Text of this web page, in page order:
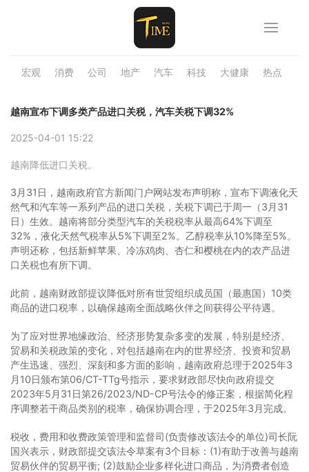
宏观 消费 公司 地产 汽车 科技 大健康 热点
越南宣布下调多类产品进口关税，汽车关税下调32%
2025-04-01 15:22
越南降低进口关税。
3月31日，越南政府官方新闻门户网站发布声明称，宣布下调液化天
然气和汽车等一系列产品的进口关税，关税下调已于周一（3月31
日）生效。越南将部分类型汽车的关税税率从最高64%下调至
32%，液化天然气税率从5%下调至2%。乙醇税率从10%降至5%。
声明还称，包括新鲜苹果、冷冻鸡肉、杏仁和樱桃在内的农产品进
口关税也有所下调。
此前，越南财政部提议降低对所有世贸组织成员国（最惠国）10类
商品的进口税率，以确保越南全面战略伙伴之间获得公平待遇。
为了应对世界地缘政治、经济形势复杂多变的发展，特别是经济、
贸易和关税政策的变化，对包括越南在内的世界经济、投资和贸易
产生迅速、强烈、深刻和多方面的影响，越南政府总理于2025年3
月10日颁布第06/CT-TTg号指示，要求财政部尽快向政府提交
2023年5月31日第26/2023/ND-CP号法令的修正案，根据简化程
序调整若干商品类别的税率，确保协调合理，于2025年3月完成。
税收，费用和收费政策管理和监督司(负责修改该法令的单位)司长阮
国兴表示，财政部提交该法令草案有3个目标：(1)有助于改善与越南
贸易伙伴的贸易平衡; (2)鼓励企业多样化进口商品，为消费者创造